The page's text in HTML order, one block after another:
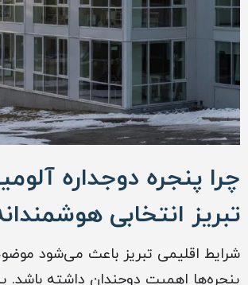
چرا پنجره دوجداره
تبریز انتخابی
شرایط اقلیمی تبریز باعث می‌شود
پنجره‌ها اهمیت دوچندان داشته باشد.